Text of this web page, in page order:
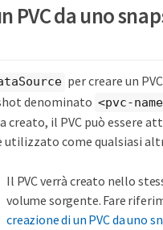
PVC da uno
per creare un
denominato <pvc-
creato, il PVC può essere
come qualsiasi
Il PVC verrà creato nello
volume sorgente. Fare
creazione di un PVC da uno